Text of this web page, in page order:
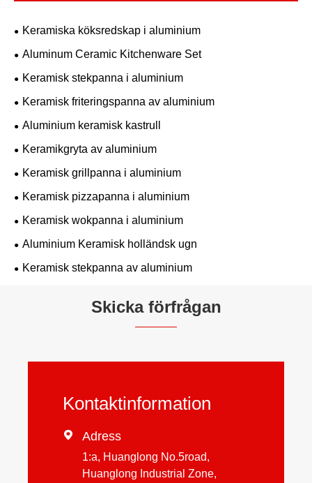
Keramiska köksredskap i aluminium
Aluminum Ceramic Kitchenware Set
Keramisk stekpanna i aluminium
Keramisk friteringspanna av aluminium
Aluminium keramisk kastrull
Keramikgryta av aluminium
Keramisk grillpanna i aluminium
Keramisk pizzapanna i aluminium
Keramisk wokpanna i aluminium
Aluminium Keramisk holländsk ugn
Keramisk stekpanna av aluminium
Skicka förfrågan
Kontaktinformation
 Adress
1:a, Huanglong No.5road,
Huanglong Industrial Zone,